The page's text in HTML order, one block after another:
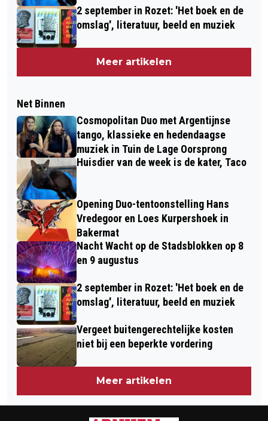
2 september in Rozet: 'Het boek en de
omslag', literatuur, beeld en muziek
Meer artikelen
Net Binnen
Cosmopolitan Duo met Argentijnse
tango, klassieke en hedendaagse
muziek in Tuin de Lage Oorsprong
Huisdier van de week is de kater, Taco
Opening Duo-tentoonstelling Hans
Vredegoor en Loes Kurpershoek in
Bakermat
Nacht Wacht op de Stadsblokken op 8
en 9 augustus
2 september in Rozet: 'Het boek en de
omslag', literatuur, beeld en muziek
Vergeet buitengerechtelijke kosten
niet bij een beperkte vordering
Meer artikelen